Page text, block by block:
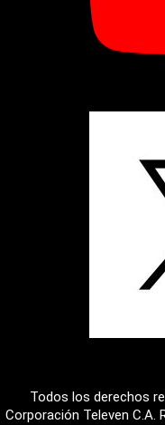
Todos los derechos
Corporación Televen C.A.